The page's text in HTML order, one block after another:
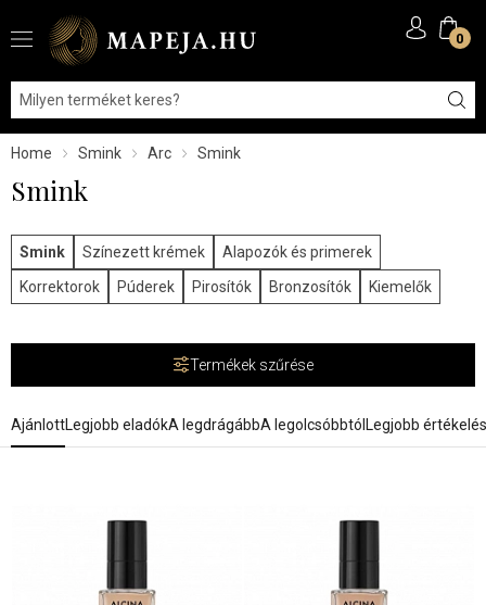
0
Home Smink Arc Smink
Smink
Smink Színezett krémek
Alapozók és primerek
Korrektorok
Púderek Pirosítók Bronzosítók Kiemelők
Termékek szűrése
AjánlottLegjobb eladókA legdrágábbA legolcsóbbtól Legjobb értékelés